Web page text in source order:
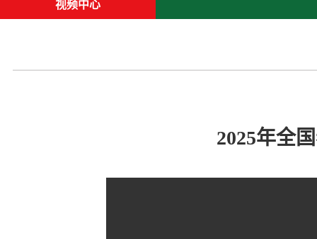
视频中心
2025年全